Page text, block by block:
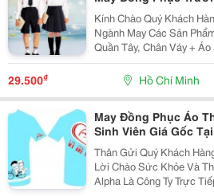
Kính Chào Quý Khách
Ngành May Các Sản Phẩm : + Áo Sơ Mi Công
Quần Tây, Chân Váy + Áo Sơ Mi Đồng Phục Nam, Nữ,
Sơ Mi Kiểu Shop&Hellip; + Áo Sơ Mi Công Nhân + Áo
29.500₫ Hồ Chí Minh
May Đồng Phục Áo
Sinh Viên Giá Gốc
Thân Gửi Quý Khách
Lời Chào Sức Khỏe Và
Alpha Là Công Ty Trực